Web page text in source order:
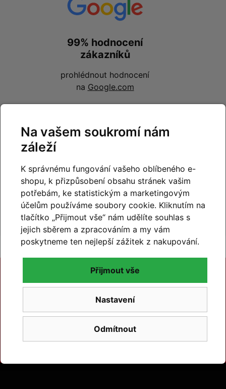
99% hodnocení
zákazníků
prohlédnout hodnocení
na Google.com
99% hodnocení
zákazníků
prohlédnout hodnocení
naZboží.czaFirmy.cz
Další značky
Na vašem soukromí nám
záleží
K správnému fungování vašeho oblíbeného e-
shopu, k přizpůsobení obsahu stránek vašim
potřebám, ke statistickým a marketingovým
účelům používáme soubory cookie. Kliknutím na
tlačítko „Přijmout vše“ nám udělíte souhlas s
jejich sběrem a zpracováním a my vám
poskytneme ten nejlepší zážitek z nakupování.
Odmítnout
Nastavení
Přijmout vše